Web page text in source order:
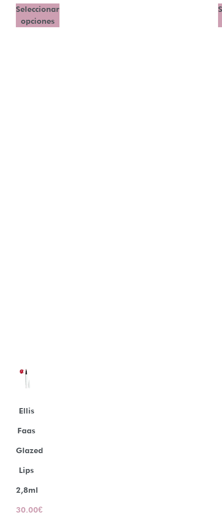
Seleccionar
opciones
Ellis
Faas
Glazed
Lips
2,8ml
30.00€